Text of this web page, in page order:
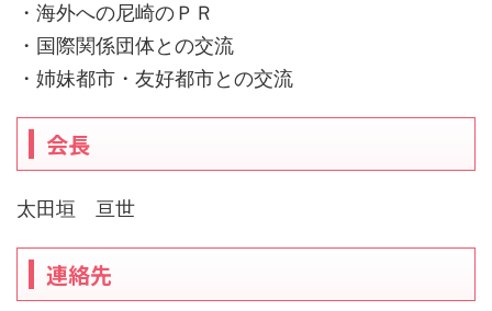
・海外への尼崎のＰＲ
・国際関係団体との交流
・姉妹都市・友好都市との交流
会長
太田垣 亘世
連絡先